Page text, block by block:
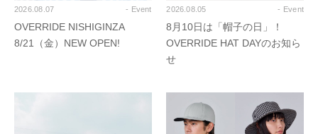
2026.08.07 - Event
OVERRIDE NISHIGINZA
8/21（金）NEW OPEN!
2026.08.05 - Event
8月10日は「帽子の日」！
OVERRIDE HAT DAYのお知ら
せ